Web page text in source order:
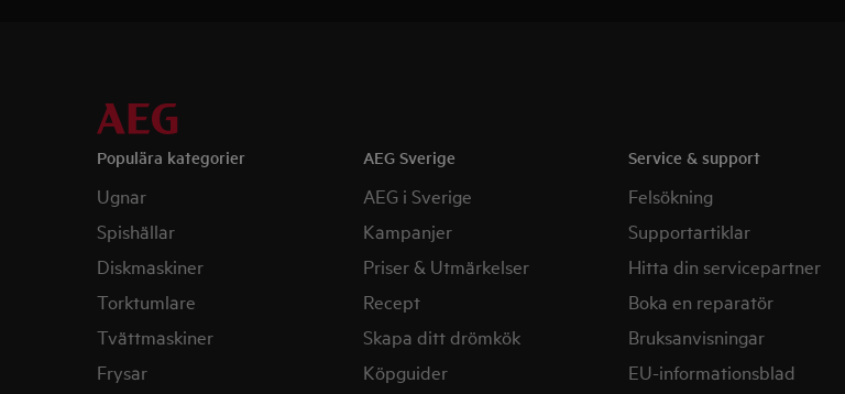
Populära kategorier
Ugnar
Spishällar
Diskmaskiner
Torktumlare
Tvättmaskiner
Frysar
AEG Sverige
AEG i Sverige
Kampanjer
Priser & Utmärkelser
Recept
Skapa ditt drömkök
Köpguider
Service & support
Felsökning
Supportartiklar
Hitta din servicepartner
Boka en reparatör
Bruksanvisningar
EU-informationsblad